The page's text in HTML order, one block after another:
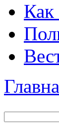
Вы здесь
Форма